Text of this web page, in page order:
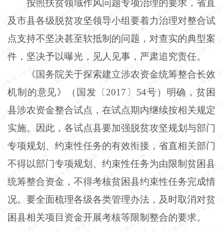
按照扶贫领域作风问题专项治理的要求，省直
及市县各级脱贫攻坚领导小组要着力治理对整合试
点支持不坚决甚至软抵制的问题，对查实的典型案
件，坚决予以曝光，见人见事，严肃追究责任。
《国务院关于探索建立涉农资金统筹整合长效
机制的意见》（国发〔2017〕54号）明确，贫困
县涉农资金整合试点，在试点期内继续按相关规定
实施。因此，各试点县要加强脱贫攻坚规划与部门
专项规划、约束性任务的有效衔接，省直相关部门
不得以部门专项规划、约束性任务为由限制贫困县
统筹整合资金，不得考核贫困县约束性任务完成情
况。要全面梳理各级各类管理办法，及时取消对贫
困县相关项目资金开展考核等限制整合的要求。